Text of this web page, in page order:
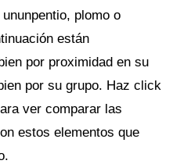
plomo o
están
por proximidad en su
por su grupo. Haz click
ver comparar las
estos elementos que